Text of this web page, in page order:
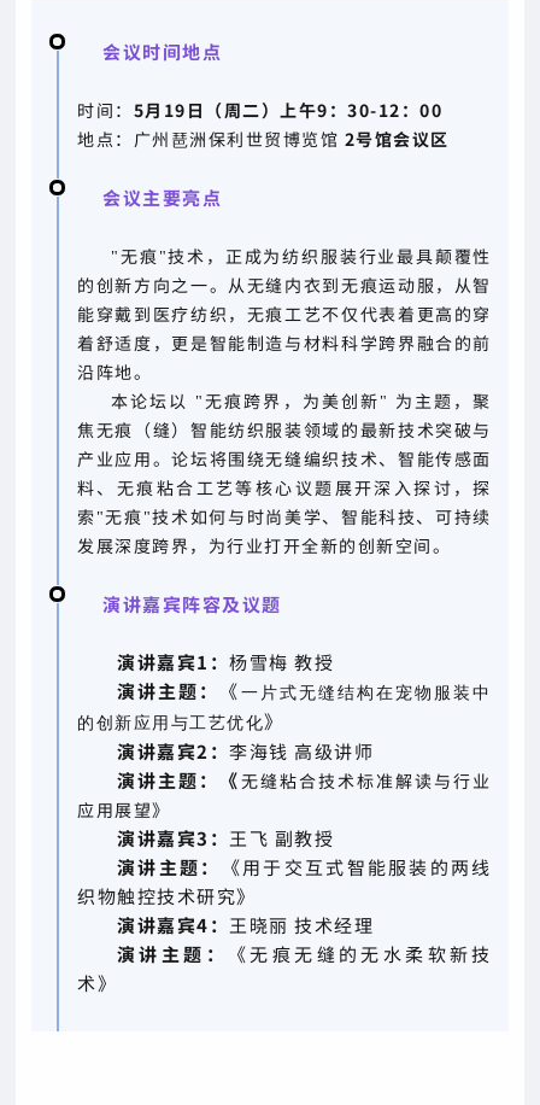
会议时间地点
时间： 5月19日（周二）上午9：30-12：00
地点：广州琶洲保利世贸博览馆 2号馆会议区
会议主要亮点
"无痕"技术，正成为纺织服装行业最具颠覆性
的创新方向之一。从无缝内衣到无痕运动服，从智
能穿戴到医疗纺织，无痕工艺不仅代表着更高的穿
着舒适度，更是智能制造与材料科学跨界融合的前
沿阵地。
本论坛以 "无痕跨界，为美创新" 为主题，聚
焦无痕（缝）智能纺织服装领域的最新技术突破与
产业应用。论坛将围绕无缝编织技术、智能传感面
料、无痕粘合工艺等核心议题展开深入探讨，探
索"无痕"技术如何与时尚美学、智能科技、可持续
发展深度跨界，为行业打开全新的创新空间。
演讲嘉宾阵容及议题
演讲嘉宾1：杨雪梅 教授
演讲主题：
《一片式无缝结构在宠物服装中
的创新应用与工艺优化》
演讲嘉宾2：李海钱 高级讲师
演讲主题：《无缝粘合技术标准解读与行业
应用展望》
演讲嘉宾3： 王飞 副教授
演讲主题：
《用于交互式智能服装的两线
织物触控技术研究》
演讲嘉宾4： 王晓丽 技术经理
演讲主题：
《无痕无缝的无水柔软新技
术》